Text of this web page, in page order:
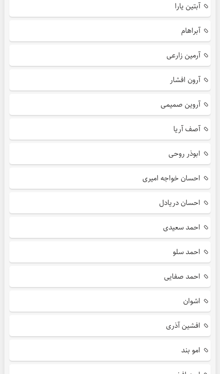
آبتین یارا
آبراهام
آرمین زارعی
آرون افشار
آروین صمیمی
آصف آریا
ابوذر روحی
احسان خواجه امیری
احسان دریادل
احمد سعیدی
احمد سلو
احمد صفایی
اشوان
افشین آذری
امو بند